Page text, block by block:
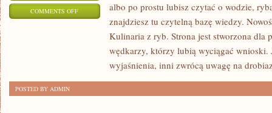
COMMENTS OFFON
WĘDKARSTWO
albo po prostu lubisz czytać o wodzie,
znajdziesz tu czytelną bazę wiedzy.
Kulinaria z ryb. Strona jest stworzona dla
wędkarzy, którzy lubią wyciągać wnioski.
wyjaśnienia, inni zwrócą uwagę na
POSTED BY ADMIN